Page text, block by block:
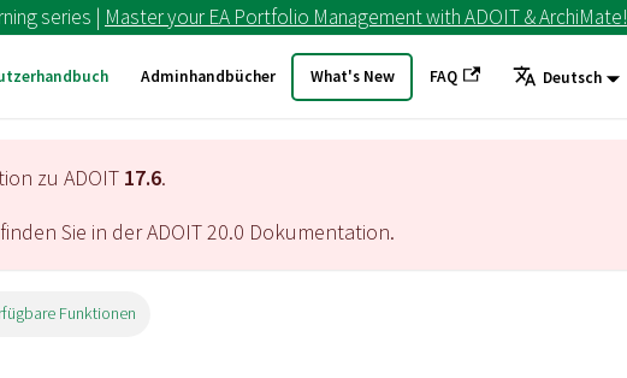
series | Master your EA Portfolio Management with ADOIT & ArchiMate!
Adminhandbücher What's New FAQ Deutsch
zu ADOIT 17.6.
finden Sie in der ADOIT20.0 Dokumentation.
Funktionen